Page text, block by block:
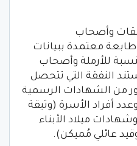
وأصحاب
معتمدة ببيانات
للأرملة وأصحاب
النفقة التي تتحصل
من الشهادات الرسمية
أفراد الأسرة (وثيقة
وشهادات ميلاد الأبناء
عائلي مُميكن).